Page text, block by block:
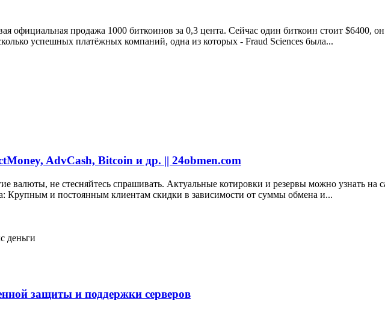
официальная продажа 1000 биткоинов за 0,3 цента. Сейчас один биткоин стоит $6400,
успешных платёжных компаний, одна из которых - Fraud Sciences была...
AdvCash, Bitcoin и др. || 24obmen.com
не стесняйтесь спрашивать. Актуальные котировки и резервы можно узнать на
Крупным и постоянным клиентам скидки в зависимости от суммы обмена и...
деньги
защиты и поддержки серверов